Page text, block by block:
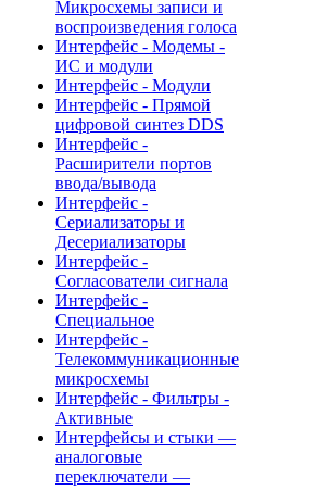
Микросхемы записи и
воспроизведения голоса
Интерфейс - Модемы -
ИС и модули
Интерфейс - Модули
Интерфейс - Прямой
цифровой синтез DDS
Интерфейс -
Расширители портов
ввода/вывода
Интерфейс -
Сериализаторы и
Десериализаторы
Интерфейс -
Согласователи сигнала
Интерфейс -
Специальное
Интерфейс -
Телекоммуникационные
микросхемы
Интерфейс - Фильтры -
Активные
Интерфейсы и стыки —
аналоговые
переключатели —